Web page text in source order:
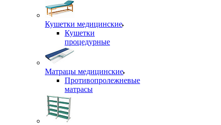
Кушетки медицинские
Кушетки
процедурные
Матрацы медицинские
Противопролежневые
матрасы